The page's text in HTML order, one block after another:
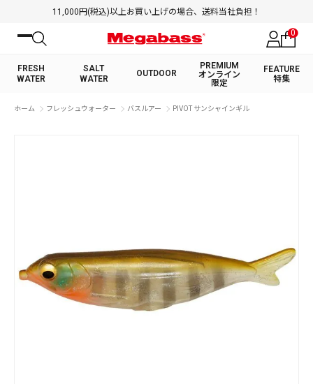
11,000円(税込)以上お買い上げの場合、送料当社負担！
0
FRESH
WATER
SALT
WATER
OUTDOOR
PREMIUM
オンライン
限定
FEATURE
特集
絞り込み検索
PREMIUM オンライン限定
FRESH WATER
ホーム フレッシュウォーター バスルアー PIVOT サンシャインギル